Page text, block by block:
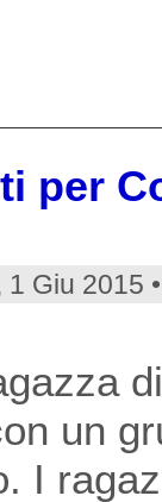
per
1 Giu 2015
un
I